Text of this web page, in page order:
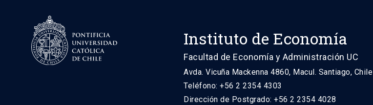
Instituto de Economía
Facultad de Economía y Administración UC
Avda. Vicuña Mackenna 4860, Macul. Santiago, Chile
Teléfono: +56 2 2354 4303
Dirección de Postgrado: +56 2 2354 4028